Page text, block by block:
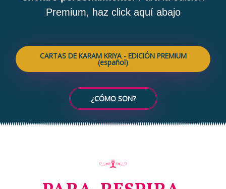
p
Premium, haz click aquí abajo
CARTAS DE KARAM KRIYA - EDICIÓN PREMIUM
(español)
¿CÓMO SON?